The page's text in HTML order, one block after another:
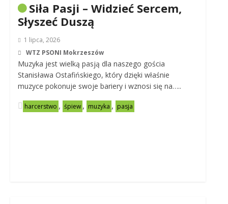
Siła Pasji – Widzieć Sercem,
Słyszeć Duszą
1 lipca, 2026
WTZ PSONI Mokrzeszów
Muzyka jest wielką pasją dla naszego gościa
Stanisława Ostafińskiego, który dzięki właśnie
muzyce pokonuje swoje bariery i wznosi się na…..
harcerstwo , śpiew , muzyka , pasja